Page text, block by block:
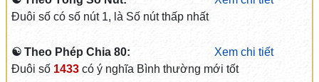
Đuôi số có số nút 1, là Số nút thấp nhất
☯ Theo Phép Chia 80:
Xem chi tiết
Đuôi số 1433có ý nghĩa Bình thường mới tốt